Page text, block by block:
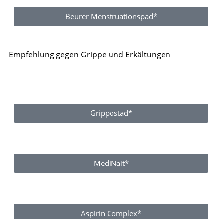
Beurer Menstruationspad*
Empfehlung gegen Grippe und Erkältungen
Grippostad*
MediNait*
Aspirin Complex*